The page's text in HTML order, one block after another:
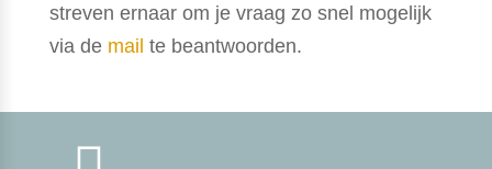
streven ernaar om je vraag zo snel mogelijk
via de mail te beantwoorden.